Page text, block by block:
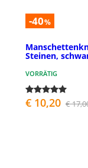
-40%
Steinen,
VORRÄTIG
€ 10,20 €